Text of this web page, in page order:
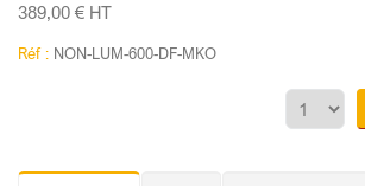
389,00 € HT
Réf : NON-LUM-600-DF-MKO